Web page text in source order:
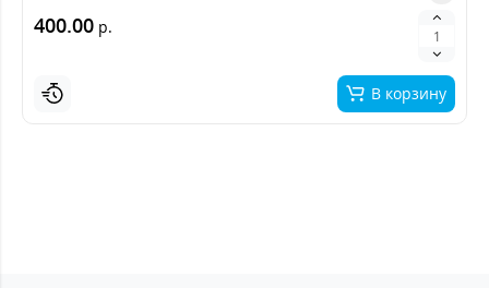
400.00 р.
В корзину